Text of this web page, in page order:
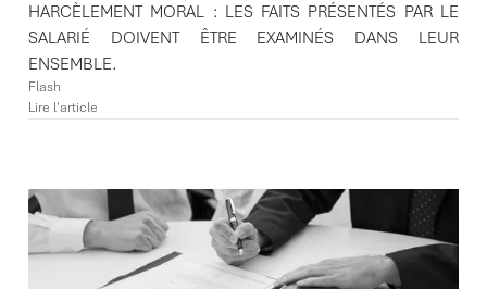
HARCÈLEMENT MORAL : LES FAITS PRÉSENTÉS PAR LE
SALARIÉ DOIVENT ÊTRE EXAMINÉS DANS LEUR
ENSEMBLE.
Flash
Lire l'article